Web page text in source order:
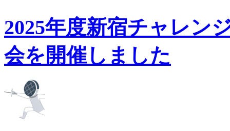
2025年度新宿チャレン
会を開催しました